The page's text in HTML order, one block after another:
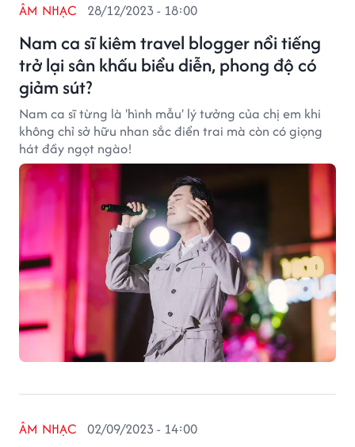
Nam ca sĩ kiêm travel blogger nổi tiếng
trở lại sân khấu biểu diễn, phong độ có
giảm sút?
ÂM NHẠC 28/12/2023 - 18:00
Nam ca sĩ từng là 'hình mẫu' lý tưởng của chị em khi
không chỉ sở hữu nhan sắc điển trai mà còn có giọng
hát đầy ngọt ngào!
ÂM NHẠC 02/09/2023 - 14:00